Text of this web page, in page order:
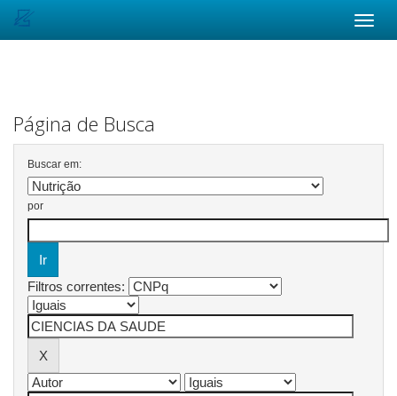
Página de Busca
Buscar em:
por
Filtros correntes: